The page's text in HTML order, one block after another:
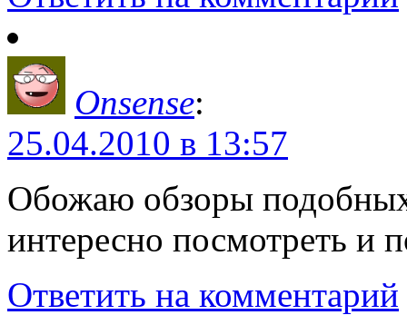
Onsense:
25.04.2010 в 13:57
Обожаю обзоры
интересно посмотреть и
Ответить на комментарий